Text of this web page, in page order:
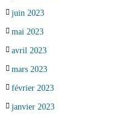
juin 2023
mai 2023
avril 2023
mars 2023
février 2023
janvier 2023